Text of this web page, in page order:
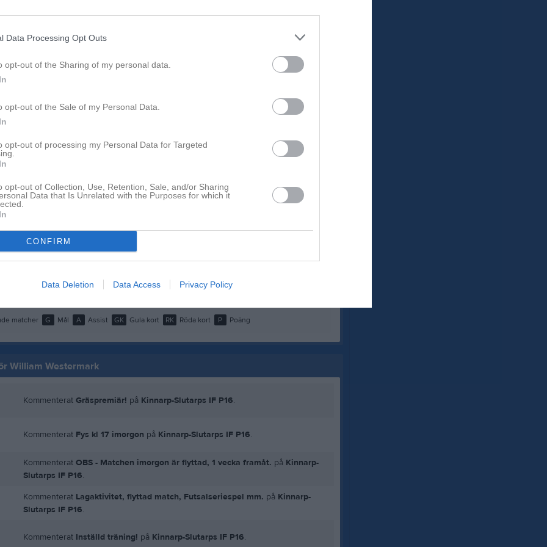
Data Processing Opt Outs
opt-out of the Sharing of my personal data.
opt-out of the Sale of my Personal Data.
opt-out of processing my Personal Data for Targeted
opt-out of Collection, Use, Retention, Sale, and/or Sharing
Data that Is Unrelated with the Purposes for which it
CONFIRM
Data Deletion Data Access Privacy Policy
5 Ulricehamn
4 0 0
7 Norra
0
DM 2026
42 0 0
matcher G Mål A Assist GK Gula kort RK Röda kort P Poäng
William Westermark
Kommenterat Gräspremiär! på Kinnarp-Slutarps IF P16.
Kommenterat Fys kl 17 imorgon på Kinnarp-Slutarps IF P16.
Kommenterat OBS - Matchen imorgon är flyttad, 1 vecka framåt. på Kinnarp-
Slutarps IF P16.
Kommenterat Lagaktivitet, flyttad match, Futsalseriespel mm. på Kinnarp-
Slutarps IF P16.
Kommenterat Inställd träning! på Kinnarp-Slutarps IF P16.